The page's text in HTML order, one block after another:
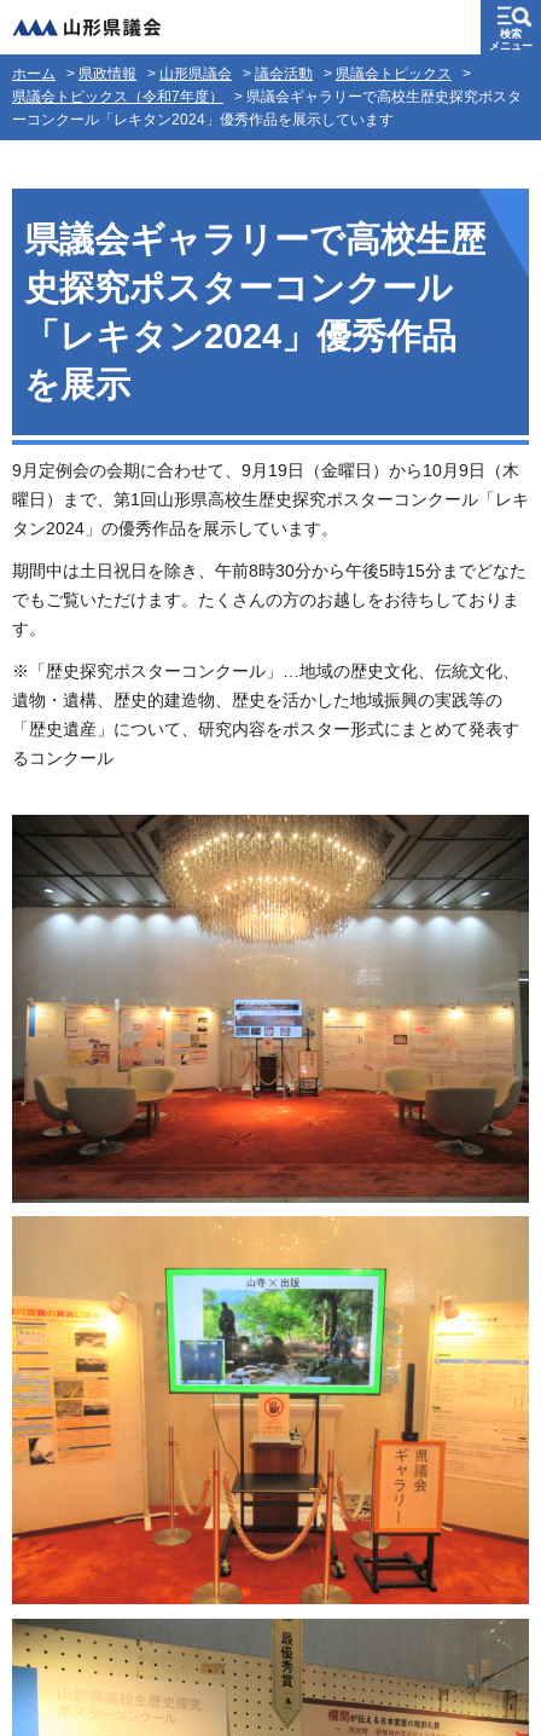
山形県議会
検索
メニュー
ホーム > 県政情報 > 山形県議会 > 議会活動 > 県議会トピックス
>
県議会トピックス（令和7年度）
> 県議会ギャラリーで高校生歴史探究ポスタ
ーコンクール「レキタン2024」優秀作品を展示しています
県議会ギャラリーで高校生歴
史探究ポスターコンクール
「レキタン2024」優秀作品
を展示
9月定例会の会期に合わせて、9月19日（金曜日）から10月9日（木
曜日）まで、第1回山形県高校生歴史探究ポスターコンクール「レキ
タン2024」の優秀作品を展示しています。
期間中は土日祝日を除き、午前8時30分から午後5時15分までどなた
でもご覧いただけます。たくさんの方のお越しをお待ちしておりま
す。
※「歴史探究ポスターコンクール」…地域の歴史文化、伝統文化、
遺物・遺構、歴史的建造物、歴史を活かした地域振興の実践等の
「歴史遺産」について、研究内容をポスター形式にまとめて発表す
るコンクール